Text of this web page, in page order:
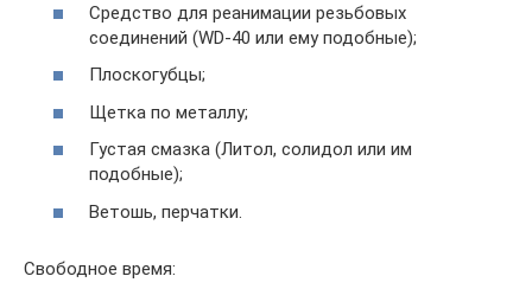
Средство для реанимации резьбовых
соединений (WD-40 или ему подобные);
Плоскогубцы;
Щетка по металлу;
Густая смазка (Литол, солидол или им
подобные);
Ветошь, перчатки.
Свободное время: